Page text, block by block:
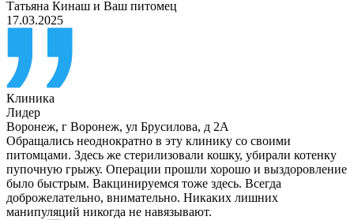
Татьяна Кинаш и Ваш питомец
17.03.2025
Клиника
Лидер
Воронеж, г Воронеж, ул Брусилова, д 2А
Обращались неоднократно в эту клинику со своими
питомцами. Здесь же стерилизовали кошку, убирали котенку
пупочную грыжу. Операции прошли хорошо и выздоровление
было быстрым. Вакцинируемся тоже здесь. Всегда
доброжелательно, внимательно. Никаких лишних
манипуляций никогда не навязывают.